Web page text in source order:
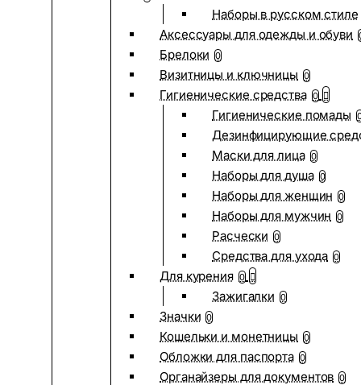
Наборы в русском стиле
Аксессуары для одежды и обуви
Брелоки 0
Визитницы и ключницы 0
Гигиенические средства 0
Гигиенические помады
Дезинфицирующие
Маски для лица 0
Наборы для душа 0
Наборы для женщин 0
Наборы для мужчин 0
Расчески 0
Средства для ухода 0
Для курения 0
Зажигалки 0
Значки 0
Кошельки и монетницы 0
Обложки для паспорта 0
Органайзеры для документов 0